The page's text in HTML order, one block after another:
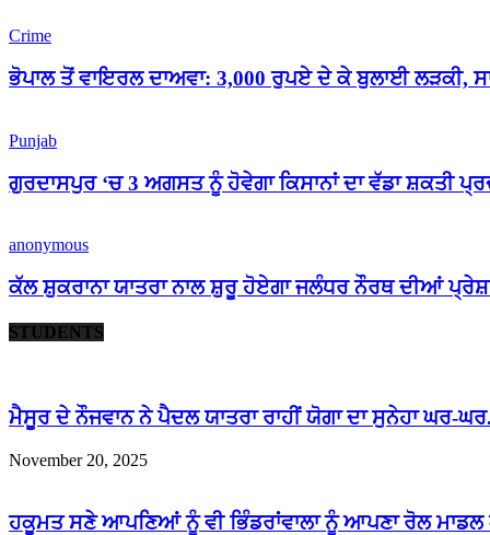
Crime
ਭੋਪਾਲ ਤੋਂ ਵਾਇਰਲ ਦਾਅਵਾ: 3,000 ਰੁਪਏ ਦੇ ਕੇ ਬੁਲਾਈ ਲੜਕੀ,
Punjab
ਗੁਰਦਾਸਪੁਰ ‘ਚ 3 ਅਗਸਤ ਨੂੰ ਹੋਵੇਗਾ ਕਿਸਾਨਾਂ ਦਾ ਵੱਡਾ ਸ਼ਕਤੀ
anonymous
ਕੱਲ ਸ਼ੁਕਰਾਨਾ ਯਾਤਰਾ ਨਾਲ ਸ਼ੁਰੂ ਹੋਏਗਾ ਜਲੰਧਰ ਨੌਰਥ ਦੀਆਂ
STUDENTS
ਮੈਸੂਰ ਦੇ ਨੌਜਵਾਨ ਨੇ ਪੈਦਲ ਯਾਤਰਾ ਰਾਹੀਂ ਯੋਗਾ ਦਾ ਸੁਨੇਹਾ ਘਰ-
November 20, 2025
ਹਕੂਮਤ ਸਣੇ ਆਪਣਿਆਂ ਨੂੰ ਵੀ ਭਿੰਡਰਾਂਵਾਲਾ ਨੂੰ ਆਪਣਾ ਰੋਲ ਮਾਡਲ